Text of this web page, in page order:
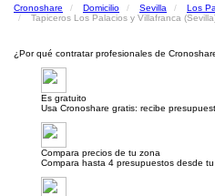
Cronoshare Domicilio Sevilla Los
Tapiceros Los Palacios y Villafranca
¿Por qué contratar profesionales de
Es gratuito
Usa Cronoshare gratis: recibe
Compara precios de tu zona
Compara hasta 4 presupuestos desde